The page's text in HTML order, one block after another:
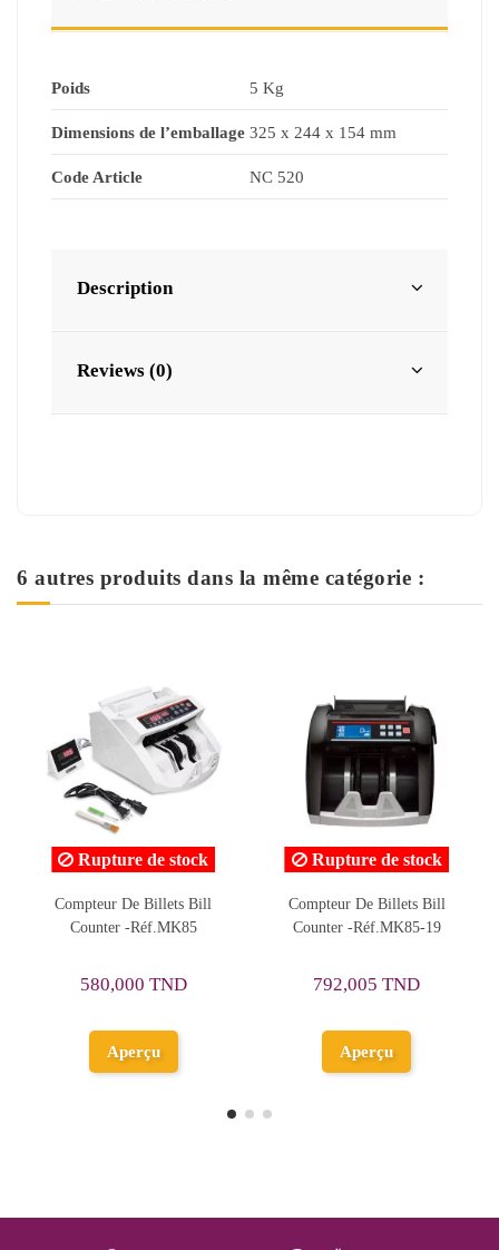
Poids 5 Kg
Dimensions de l’emballage 325 x 244 x 154 mm
Code Article NC 520
Description
Reviews (0)
6 autres produits dans la même catégorie :
Rupture de stock
Compteur De Billets Bill
Counter -Réf.MK85-19
792,005 TND
Aperçu
Rupture de stock
Caisse Enregistreuse Sharp-
Réf.XE-A217B
1 250,563 TND
Aperçu